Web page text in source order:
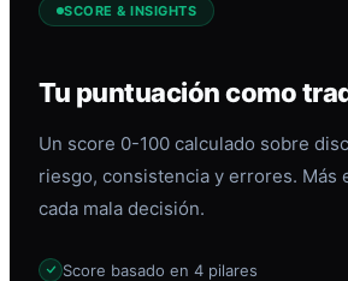
SCORE & INSIGHTS
Tu puntuación como
Un score 0-100 calculado sobre
riesgo, consistencia y errores. Más
cada mala decisión.
Score basado en 4 pilares